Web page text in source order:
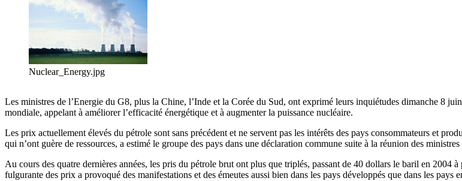
Nuclear_Energy.jpg
Les ministres de l’Energie du G8, plus la Chine, l’Inde et la Corée du Sud, ont exprimé leurs inquiétudes dimanche 8
mondiale, appelant à améliorer l’efficacité énergétique et à augmenter la puissance nucléaire.
Les prix actuellement élevés du pétrole sont sans précédent et ne servent pas les intérêts des pays consommateurs et
qui n’ont guère de ressources, a estimé le groupe des pays dans une déclaration commune suite à la réunion des
Au cours des quatre dernières années, les pris du pétrole brut ont plus que triplés, passant de 40 dollars le baril en
fulgurante des prix a provoqué des manifestations et des émeutes aussi bien dans les pays développés que dans les pays